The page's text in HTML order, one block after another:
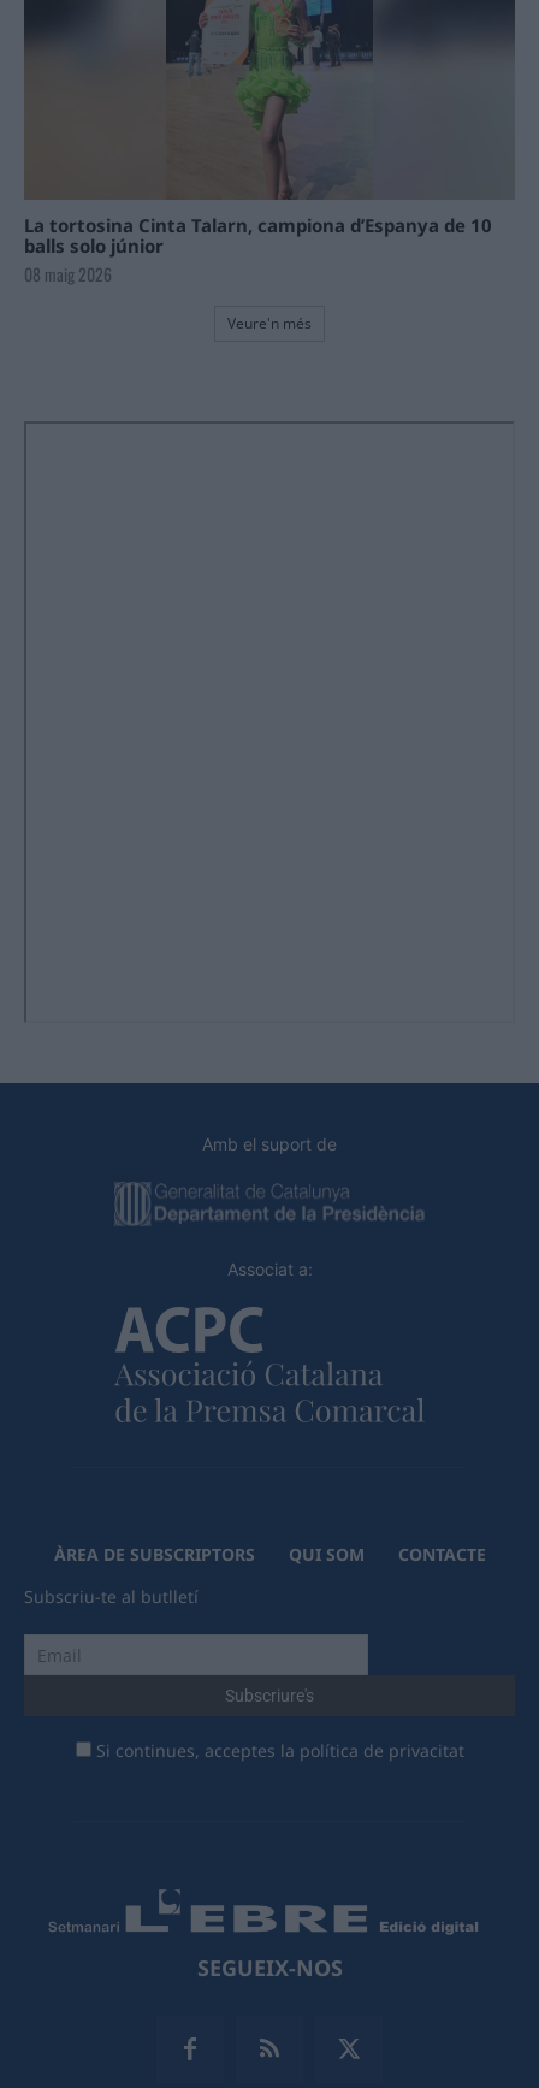
La tortosina Cinta Talarn, campiona d’Espanya de 10
balls solo júnior
08 maig 2026
Veure'n més
Amb el suport de
Associat a:
ÀREA DE SUBSCRIPTORS QUI SOM
CONTACTE
Subscriu-te al butlletí
Si continues, acceptes la política de privacitat
SEGUEIX-NOS